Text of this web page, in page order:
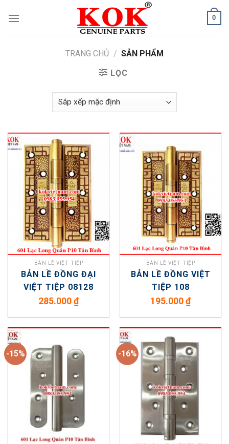
0
TRANG CHỦ / SẢN PHẨM
LỌC
BẢN LỀ VIỆT TIỆP
BẢN LỀ ĐỒNG ĐẠI
VIỆT TIỆP 08128
285.000₫
BẢN LỀ VIỆT TIỆP
BẢN LỀ ĐỒNG VIỆT
TIỆP 108
195.000₫
-15% -16%